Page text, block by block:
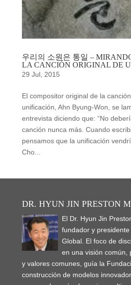
우리의 소원은 통일 –
LA CANCIÓN ORIGINAL DE
29 Jul, 2015
El compositor original de la
unificación, Ahn Byung-Won, se
entrevista diciendo que: “No
canción nunca más. Cuando
pensamos que la unificación
Cho...
DR. HYUN JIN PRESTON
El Dr. Hyun Jin
fundador y
Global. El foco de
en una visión común,
y valores comunes, guía la
construcción de modelos